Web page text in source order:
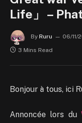
Life」 –
By Ruru 06/11/
3 Mins Read
Bonjour à tous, ici
Annoncée lors du